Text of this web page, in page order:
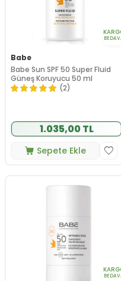
Babe
Babe Sun SPF 50 Super Fluid
Güneş Koruyucu 50 ml
(2)
1.035,00 TL
Sepete Ekle